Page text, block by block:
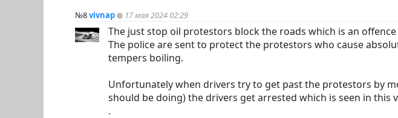
№8vivnap 17 мая 2024 02:29
The just stop oil protestors block the roads which is an offence
The police are sent to protect the protestors who cause
tempers boiling.
Unfortunately when drivers try to get past the protestors by
should be doing) the drivers get arrested which is seen in this
.